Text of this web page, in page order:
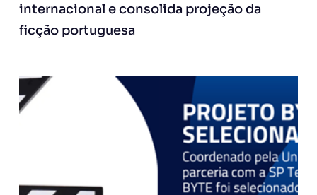
internacional e consolida projeção da
ficção portuguesa